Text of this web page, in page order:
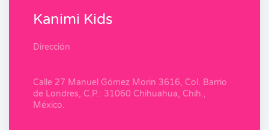
Kanimi Kids
Dirección
Calle 27 Manuel Gómez Morin 3616, Col. Barrio
de Londres, C.P.: 31060 Chihuahua, Chih.,
México.